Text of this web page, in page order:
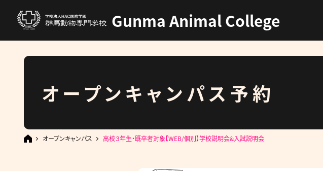
Gunma Animal College
オープンキャンパス予約
オープンキャンパス 高校３年生・既卒者対象【WEB/個別】学校説明会&入試説明会